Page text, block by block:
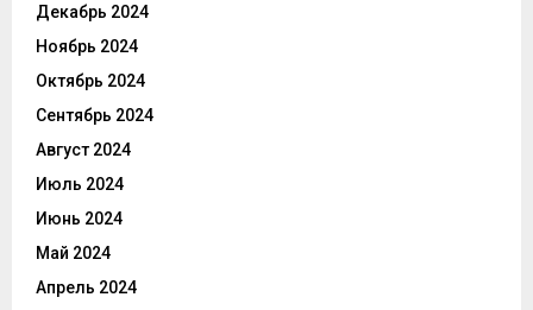
Декабрь 2024
Ноябрь 2024
Октябрь 2024
Сентябрь 2024
Август 2024
Июль 2024
Июнь 2024
Май 2024
Апрель 2024